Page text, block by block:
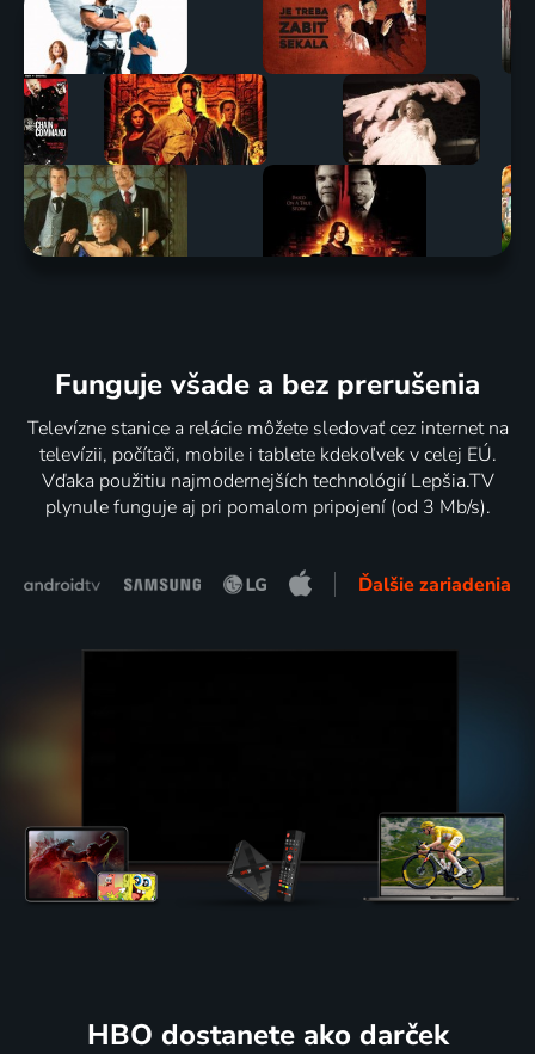
Funguje všade a bez prerušenia
Televízne stanice a relácie môžete sledovať cez internet na
televízii, počítači, mobile i tablete kdekoľvek v celej EÚ.
Vďaka použitiu najmodernejších technológií Lepšia.TV
plynule funguje aj pri pomalom pripojení (od 3 Mb/s).
Ďalšie zariadenia
HBO dostanete ako darček